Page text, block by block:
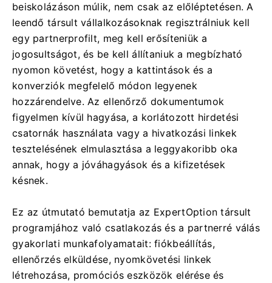
beiskolázáson múlik, nem csak az előléptetésen. A
leendő társult vállalkozásoknak regisztrálniuk kell
egy partnerprofilt, meg kell erősíteniük a
jogosultságot, és be kell állítaniuk a megbízható
nyomon követést, hogy a kattintások és a
konverziók megfelelő módon legyenek
hozzárendelve. Az ellenőrző dokumentumok
figyelmen kívül hagyása, a korlátozott hirdetési
csatornák használata vagy a hivatkozási linkek
tesztelésének elmulasztása a leggyakoribb oka
annak, hogy a jóváhagyások és a kifizetések
késnek.
Ez az útmutató bemutatja az ExpertOption társult
programjához való csatlakozás és a partnerré válás
gyakorlati munkafolyamatait: fiókbeállítás,
ellenőrzés elküldése, nyomkövetési linkek
létrehozása, promóciós eszközök elérése és